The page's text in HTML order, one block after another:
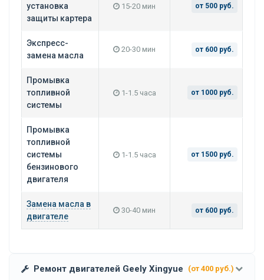
установка
защиты картера
15-20 мин от 500 руб.
Экспресс-
замена масла
20-30 мин от 600 руб.
Промывка
топливной
системы
1-1.5 часа от 1000 руб.
Промывка
топливной
системы
бензинового
двигателя
1-1.5 часа от 1500 руб.
Замена масла в
двигателе
30-40 мин от 600 руб.
Ремонт двигателей Geely Xingyue (от 400 руб.)